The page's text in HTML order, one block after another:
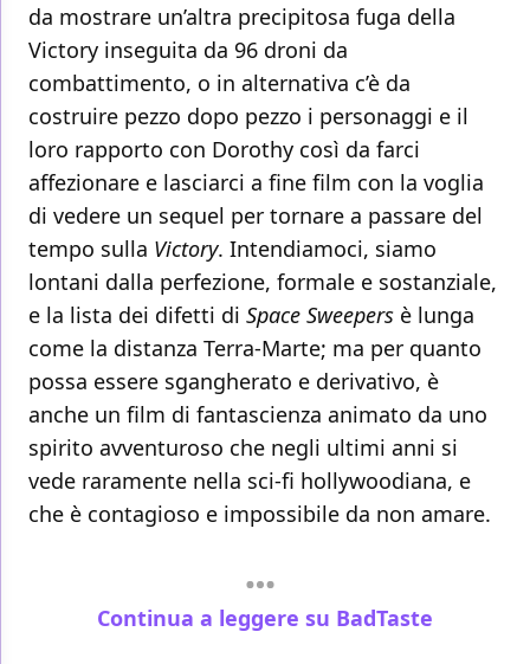
da mostrare un’altra precipitosa fuga della
Victory inseguita da 96 droni da
combattimento, o in alternativa c’è da
costruire pezzo dopo pezzo i personaggi e il
loro rapporto con Dorothy così da farci
affezionare e lasciarci a fine film con la voglia
di vedere un sequel per tornare a passare del
tempo sulla Victory. Intendiamoci, siamo
lontani dalla perfezione, formale e sostanziale,
e la lista dei difetti di Space Sweepers è lunga
come la distanza Terra-Marte; ma per quanto
possa essere sgangherato e derivativo, è
anche un film di fantascienza animato da uno
spirito avventuroso che negli ultimi anni si
vede raramente nella sci-fi hollywoodiana, e
che è contagioso e impossibile da non amare.
Continua a leggere su BadTaste